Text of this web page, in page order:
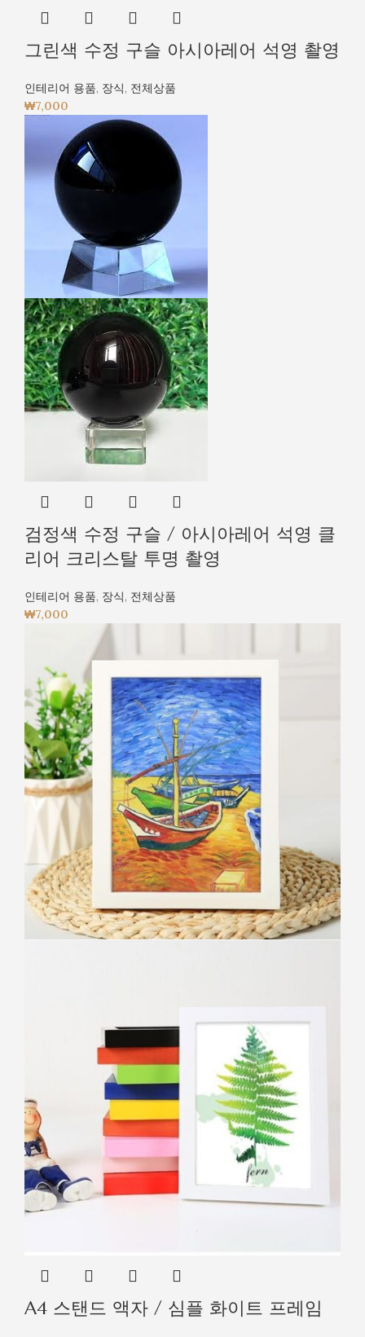
그린색 수정 구슬 아시아레어 석영 촬영
인테리어 용품, 장식, 전체상품
₩7,000
검정색 수정 구슬 / 아시아레어 석영 클
리어 크리스탈 투명 촬영
인테리어 용품, 장식, 전체상품
₩7,000
A4 스탠드 액자 / 심플 화이트 프레임